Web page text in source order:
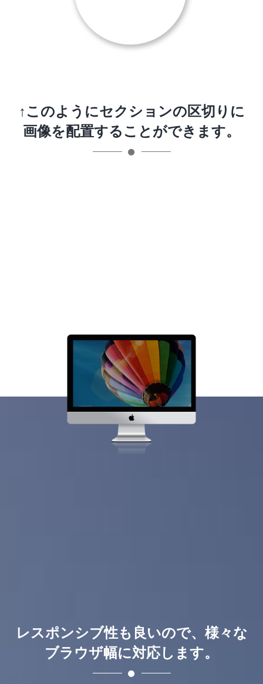
↑このようにセクションの区切りに
画像を配置することができます。
レスポンシブ性も良いので、様々な
ブラウザ幅に対応します。